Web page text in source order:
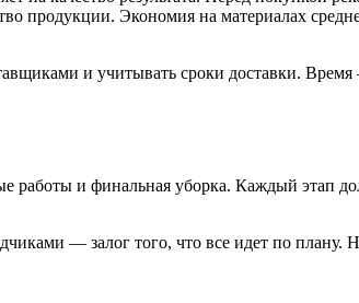
продукции. Экономия на материалах
и учитывать сроки доставки.
работы и финальная уборка. Каждый этап
— залог того, что все идет по плану.